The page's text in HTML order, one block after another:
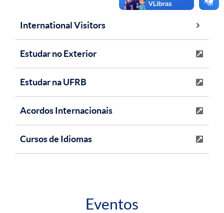
International Visitors
Estudar no Exterior
Estudar na UFRB
Acordos Internacionais
Cursos de Idiomas
Eventos